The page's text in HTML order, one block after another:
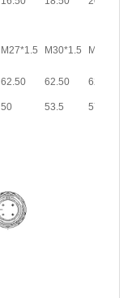
M27*1.5 M30*1.5 M33*1.5
62.50 62.50 62.50
50 53.5 57.5